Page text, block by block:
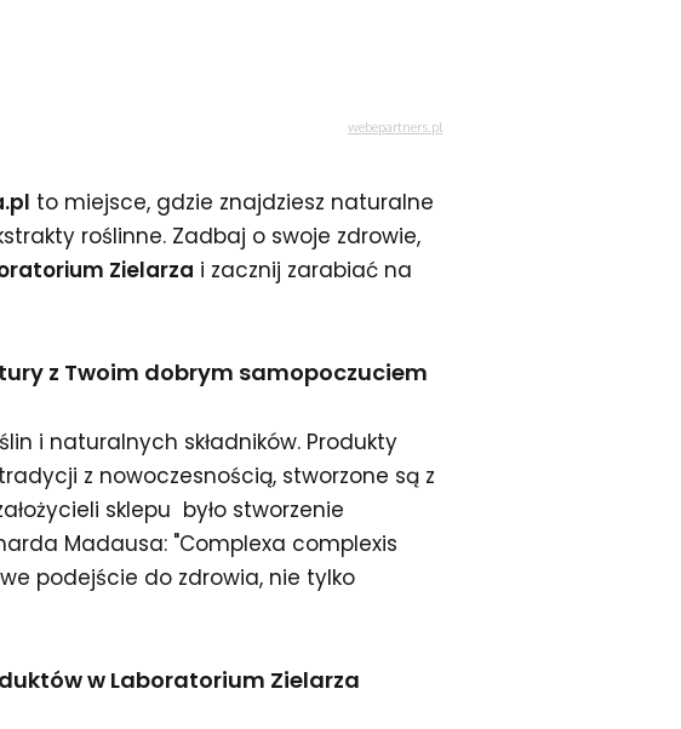
to miejsce, gdzie znajdziesz naturalne
roślinne. Zadbaj o swoje zdrowie,
Zielarza i zacznij zarabiać na
z Twoim dobrym samopoczuciem
i naturalnych składników. Produkty
z nowoczesnością, stworzone są z
sklepu było stworzenie
Madausa: "Complexa complexis
podejście do zdrowia, nie tylko
w Laboratorium Zielarza